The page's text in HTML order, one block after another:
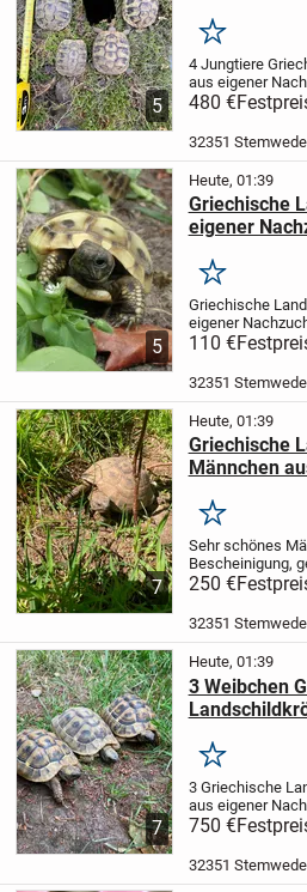
5
Merken
4 Jungtiere
aus eigener
Freilandhaltung,
wurden bei hoher
480 €
32351 Stemwede
5
Heute, 01:39
Griechische
eigener
Merken
Griechische
eigener
Freilandhaltung,
wurden bei hoher
110 €
32351 Stemwede
7
Heute, 01:39
Griechische
Männchen
Merken
Sehr schönes
Bescheinigung,
meiner
auch nur in
oder
250 €
32351 Stemwede
7
Heute, 01:39
3 Weibchen
Merken
3 Griechische
aus eigener
Aus artgerechter
gültigen EU-
Weibchen sind
sie...
750 €
32351 Stemwede